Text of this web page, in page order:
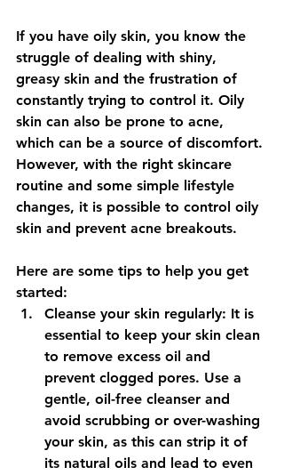
If you have oily skin, you know the
struggle of dealing with shiny,
greasy skin and the frustration of
constantly trying to control it. Oily
skin can also be prone to acne,
which can be a source of discomfort.
However, with the right skincare
routine and some simple lifestyle
changes, it is possible to control oily
skin and prevent acne breakouts.
Here are some tips to help you get
started:
Cleanse your skin regularly: It is
essential to keep your skin clean
to remove excess oil and
prevent clogged pores. Use a
gentle, oil-free cleanser and
avoid scrubbing or over-washing
your skin, as this can strip it of
its natural oils and lead to even